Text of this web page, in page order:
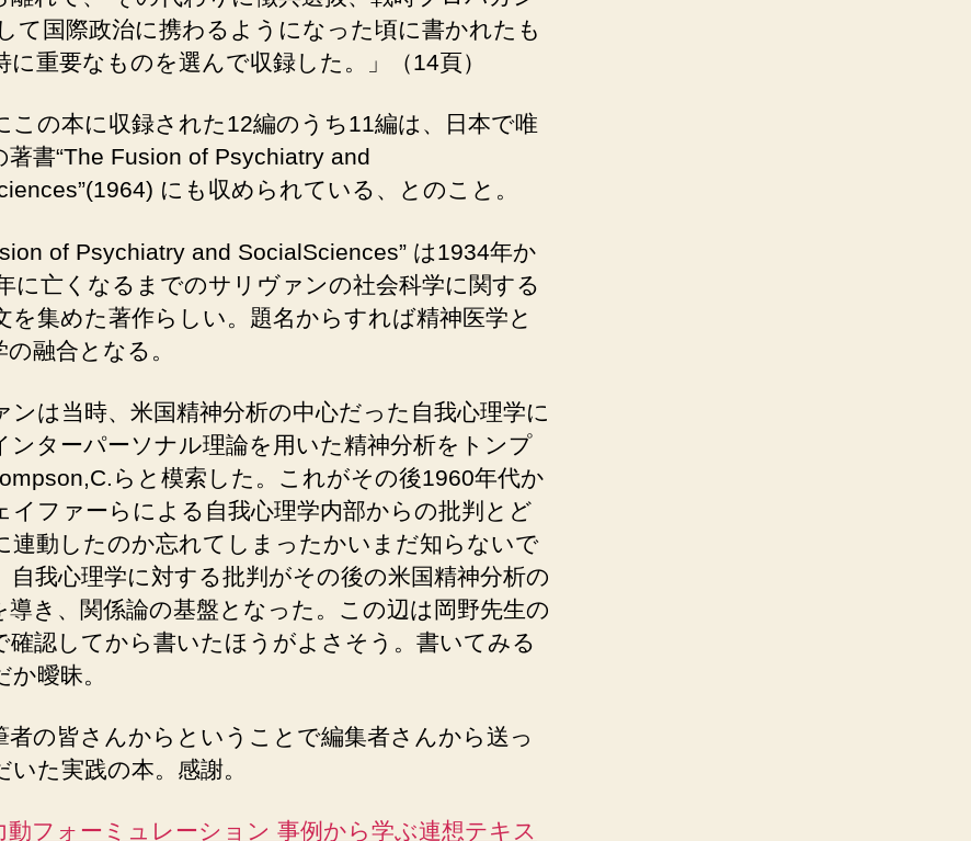
て国際政治に携わるようになった頃に書かれたも
に重要なものを選んで収録した。」（14頁）
この本に収録された12編のうち11編は、日本で唯
著書“The Fusion of Psychiatry and
にも収められている、とのこと。
of Psychiatry and SocialSciences” は1934年か
に亡くなるまでのサリヴァンの社会科学に関する
を集めた著作らしい。題名からすれば精神医学と
融合となる。
ンは当時、米国精神分析の中心だった自我心理学に
ンターパーソナル理論を用いた精神分析をトンプ
らと模索した。これがその後1960年代か
イファーらによる自我心理学内部からの批判とど
連動したのか忘れてしまったかいまだ知らないで
自我心理学に対する批判がその後の米国精神分析の
導き、関係論の基盤となった。この辺は岡野先生の
確認してから書いたほうがよさそう。書いてみる
か曖昧。
者の皆さんからということで編集者さんから送っ
いた実践の本。感謝。
動フォーミュレーション 事例から学ぶ連想テキス